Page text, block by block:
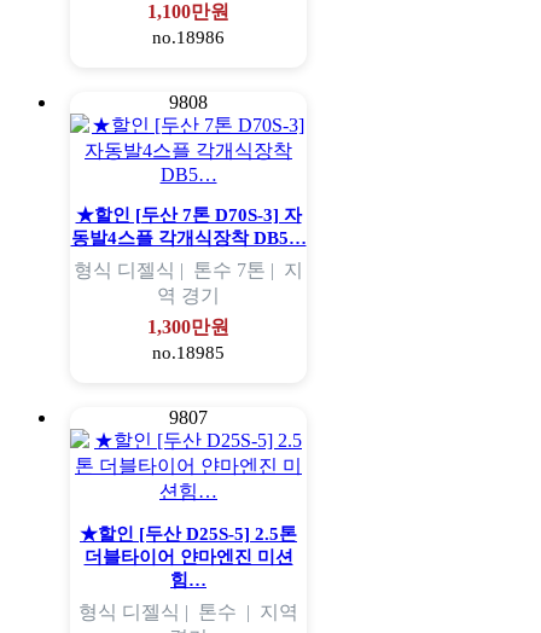
1,100만원
no.18986
9808
★할인 [두산 7톤 D70S-3] 자
동발4스플 각개식장착 DB5…
형식 디젤식 | 톤수 7톤 | 지
역 경기
1,300만원
no.18985
9807
★할인 [두산 D25S-5] 2.5톤
더블타이어 얀마엔진 미션
힘…
형식 디젤식 | 톤수 | 지역